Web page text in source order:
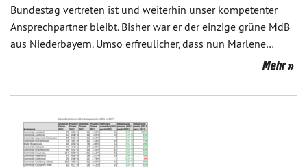
Bundestag vertreten ist und weiterhin unser kompetenter
Ansprechpartner bleibt. Bisher war er der einzige grüne MdB
aus Niederbayern. Umso erfreulicher, dass nun Marlene…
Mehr